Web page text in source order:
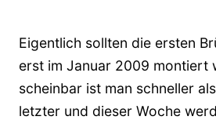
Eigentlich sollten die ersten
erst im Januar 2009 montiert
scheinbar ist man schneller
letzter und dieser Woche